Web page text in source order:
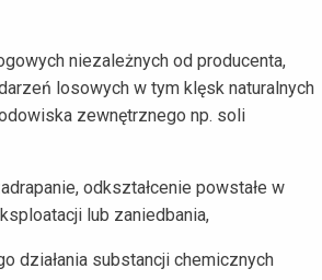
niezależnych od producenta,
losowych w tym klęsk naturalnych
zewnętrznego np. soli
odkształcenie powstałe w
lub zaniedbania,
działania substancji chemicznych